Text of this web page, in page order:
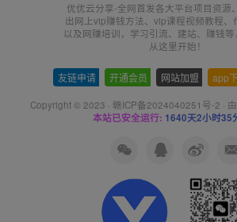
优优云分享-全网首发各大平台项目资源
出网上vip赚钱方法、vip课程视频教程、
以及网赚培训，学习引流、建站、赚钱
从这里开始！
友链申请 开通会员 网站加盟 app
Copyright © 2023 · 赣ICP备2024040251号-2 · 由
本站已安全运行: 1640天2小时35